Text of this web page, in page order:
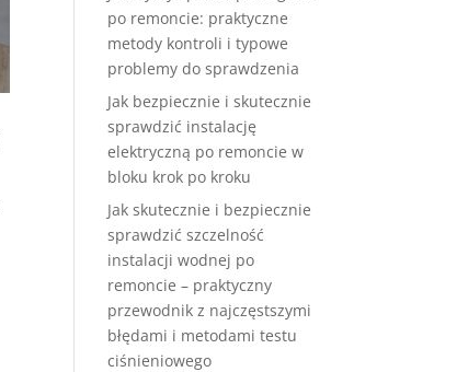
po remoncie: praktyczne
metody kontroli i typowe
problemy do sprawdzenia
Jak bezpiecznie i skutecznie
sprawdzić instalację
elektryczną po remoncie w
bloku krok po kroku
Jak skutecznie i bezpiecznie
sprawdzić szczelność
instalacji wodnej po
remoncie – praktyczny
przewodnik z najczęstszymi
błędami i metodami testu
ciśnieniowego